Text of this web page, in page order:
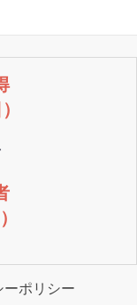
ーポリシー